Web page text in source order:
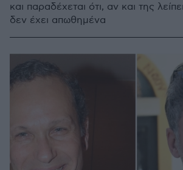
και παραδέχεται ότι, αν και της
δεν έχει απωθημένα